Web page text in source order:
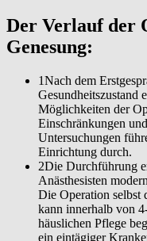
Der Verlauf der
Genesung:
1Nach dem
Gesundheitszustand
Möglichkeiten der
Einschränkungen
Untersuchungen
Einrichtung durch.
2Die Durchführung
Anästhesisten
Die Operation selbst
kann innerhalb von
häuslichen Pflege
ein eintägiger